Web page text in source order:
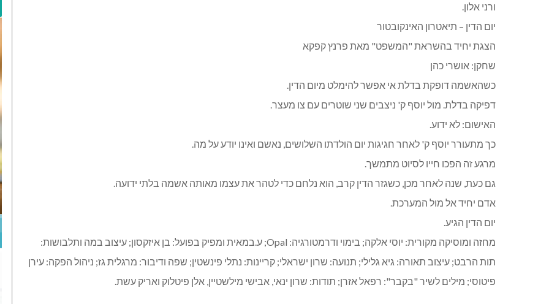
ורני אלון.
יום הדין – תיאטרון האינקובטור
הצגת יחיד בהשראת "המשפט" מאת פרנץ קפקא
שחקן: אושרי כהן
כשהאשמה דופקת בדלת אי אפשר להימלט מיום הדין.
דפיקה בדלת. מול יוסף ק' ניצבים שני שוטרים עם צו מעצר.
האישום: לא ידוע.
כך מתעורר יוסף ק' לאחר חגיגות יום הולדתו השלושים, נאשם ואינו יודע על מה.
מרגע זה הפכו חייו לסיוט מתמשך.
גם כעת, שנה לאחר מכן, כשגזר הדין קרב, הוא נלחם כדי לטהר את עצמו מאותה אשמה בלתי ידועה.
אדם יחיד אל מול המערכת.
יום הדין הגיע.
מחזה ומוסיקה מקורית: יוסי אלקה; בימוי ודרמטורגיה: Opal; ע.במאית ומפיק בפועל: בן איזקסון; עיצוב במה ותלבושות:
תות הרבט; עיצוב תאורה: גיא גלילי; תנועה: שרון ישראלי; קריינות: נתלי פינשטין; שפה ודיבור: מרגלית גז; ניהול הפקה: עירן
פיטוסי; מילים לשיר "בקבר": רפאל אזרן; תודות: שרון ינאי, אבישי מילשטיין, אלן פיטלוק ואריק עשת.